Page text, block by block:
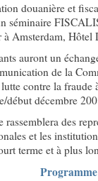
douanière et
séminaire
à Amsterdam,
auront un
de la
contre la
début décembre
rassemblera des
et les
terme et à plus